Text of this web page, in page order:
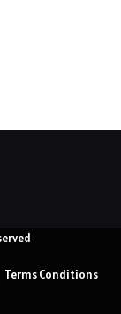
Terms Conditions